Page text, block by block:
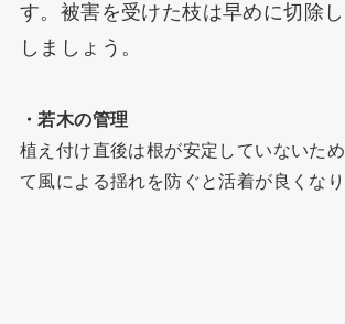
す。被害を受けた枝は早めに切除
しましょう。
・若木の管理
植え付け直後は根が安定していないた
て風による揺れを防ぐと活着が良くなり